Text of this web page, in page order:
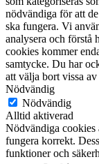
nödvändiga för att
ska fungera. Vi
analysera och förstå
cookies kommer
samtycke. Du har
att välja bort vissa
Nödvändig
Nödvändig
Alltid aktiverad
Nödvändiga cookies
fungera korrekt.
funktioner och